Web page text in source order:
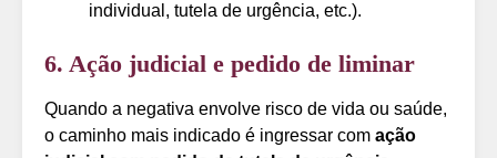
individual, tutela de urgência, etc.).
6. Ação judicial e pedido de liminar
Quando a negativa envolve risco de vida ou saúde,
o caminho mais indicado é ingressar com ação